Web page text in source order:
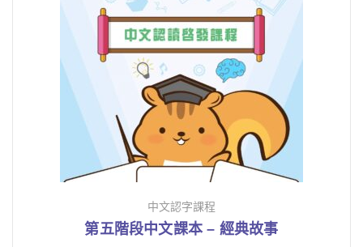
中文認字課程
第五階段中文課本 – 經典故事